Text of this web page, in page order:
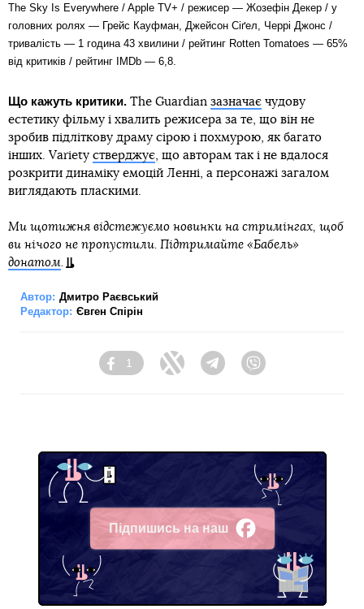
The Sky Is Everywhere / Apple TV+ / режисер — Жозефін Декер / у
головних ролях — Грейс Кауфман, Джейсон Сіґел, Черрі Джонс /
тривалість — 1 година 43 хвилини / рейтинг Rotten Tomatoes — 65%
від критиків / рейтинг IMDb — 6,8.
Що кажуть критики. The Guardian зазначає чудову
естетику фільму і хвалить режисера за те, що він не
зробив підліткову драму сірою і похмурою, як багато
інших. Variety стверджує, що авторам так і не вдалося
розкрити динаміку емоцій Ленні, а персонажі загалом
виглядають пласкими.
Ми щотижня відстежуємо новинки на стримінгах, щоб
ви нічого не пропустили. Підтримайте «Бабель»
донатом.
Автор: Дмитро Раєвський
Редактор: Євген Спірін
Facebook
1
Twitter TelegramViber
Підпишись на наш
Facebook